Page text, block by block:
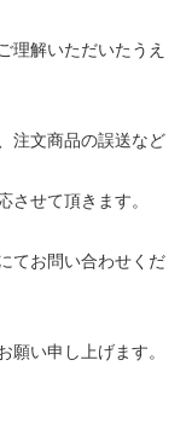
理解いただいたうえ
注文商品の誤送など
させて頂きます。
てお問い合わせくだ
願い申し上げます。